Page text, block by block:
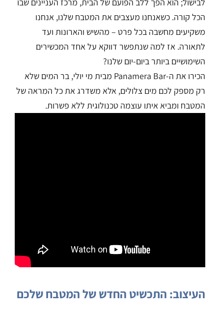
הכל קורה. כשאנחנו מעצבים את המטבח שלנו, אנחנו
משקיעים מחשבה בכל פרט – מהשיש והארונות ועד
לתאורה. אז למה שנתפשר דווקא על אחד המכשירים
השימושיים ביותר ביום-יום שלנו?
הכירו את ה-Panamera Bar מבית מי יולי, בר המים שלא
רק מספק לכם מים צלולים, אלא משדרג את כל המראה של
המטבח ומביא איתו עוצמה טכנולוגית ללא פשרות.
העיצוב: התכשיט החדש של המטבח שלכם